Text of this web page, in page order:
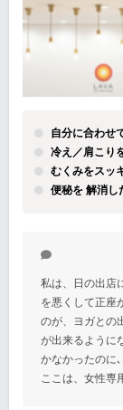
自分に合わせ
冷え／肩こり
むくみをスッ
便秘を 解消
私は、日の出店
を悪くして正座
のが、ヨガとの
が出来るように
かなかったのに､
ここは、女性専